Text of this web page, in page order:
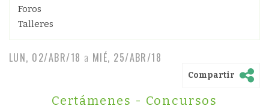
Foros
Talleres
LUN, 02/ABR/18 a MIÉ, 25/ABR/18
Compartir
Certámenes - Concursos